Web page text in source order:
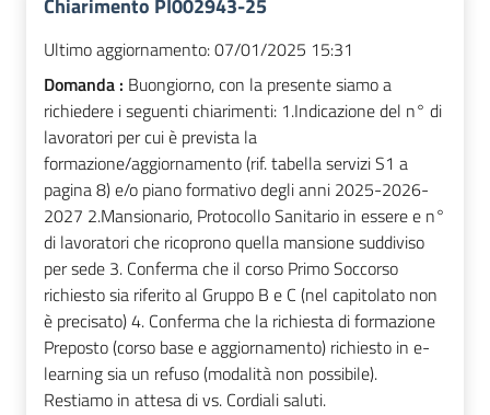
Chiarimento PI002943-25
Ultimo aggiornamento:07/01/2025 15:31
Domanda : Buongiorno, con la presente siamo a
richiedere i seguenti chiarimenti: 1.Indicazione del n° di
lavoratori per cui è prevista la
formazione/aggiornamento (rif. tabella servizi S1 a
pagina 8) e/o piano formativo degli anni 2025-2026-
2027 2.Mansionario, Protocollo Sanitario in essere e n°
di lavoratori che ricoprono quella mansione suddiviso
per sede 3. Conferma che il corso Primo Soccorso
richiesto sia riferito al Gruppo B e C (nel capitolato non
è precisato) 4. Conferma che la richiesta di formazione
Preposto (corso base e aggiornamento) richiesto in e-
learning sia un refuso (modalità non possibile).
Restiamo in attesa di vs. Cordiali saluti.